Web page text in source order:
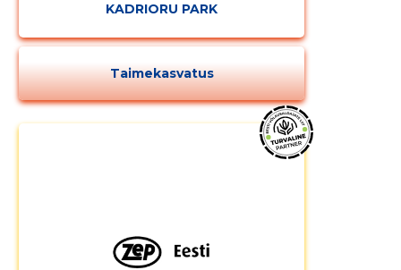
KADRIORU PARK
Taimekasvatus